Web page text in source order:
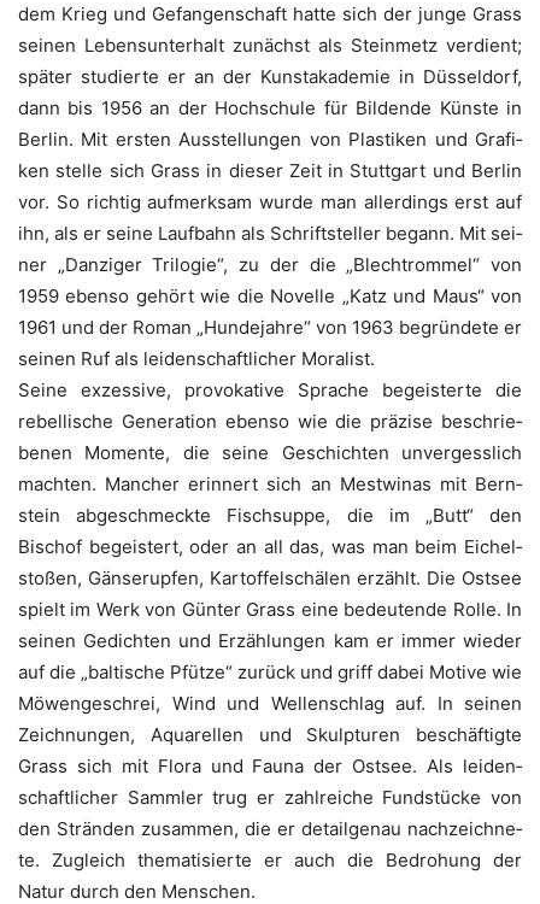
dem Krieg und Gefan­gen­schaft hat­te sich der jun­ge Grass
sei­nen Lebens­un­ter­halt zunächst als Stein­metz ver­dient;
spä­ter stu­dier­te er an der Kunst­aka­de­mie in Düs­sel­dorf,
dann bis 1956 an der Hoch­schu­le für Bil­den­de Küns­te in
Ber­lin. Mit ers­ten Aus­stel­lun­gen von Plas­ti­ken und Gra­fi­
ken stel­le sich Grass in die­ser Zeit in Stutt­gart und Ber­lin
vor. So rich­tig auf­merk­sam wur­de man aller­dings erst auf
ihn, als er sei­ne Lauf­bahn als Schrift­stel­ler begann. Mit sei­
ner „Dan­zi­ger Tri­lo­gie“, zu der die „Blech­trom­mel“ von
1959 eben­so gehört wie die Novel­le „Katz und Maus“ von
1961 und der Roman „Hun­de­jah­re“ von 1963 begrün­de­te er
sei­nen Ruf als lei­den­schaft­li­cher Moralist.
Sei­ne exzes­si­ve, pro­vo­ka­ti­ve Spra­che begeis­ter­te die
rebel­li­sche Gene­ra­ti­on eben­so wie die prä­zi­se beschrie­
be­nen Momen­te, die sei­ne Geschich­ten unver­gess­lich
mach­ten. Man­cher erin­nert sich an Mestwi­nas mit Bern­
stein abge­schmeck­te Fisch­sup­pe, die im „Butt“ den
Bischof begeis­tert, oder an all das, was man beim Eichel­
sto­ßen, Gän­se­rup­fen, Kar­tof­fel­schä­len erzählt. Die Ost­see
spielt im Werk von Gün­ter Grass eine bedeu­ten­de Rol­le. In
sei­nen Gedich­ten und Erzäh­lun­gen kam er immer wie­der
auf die „bal­ti­sche Pfüt­ze“ zurück und griff dabei Moti­ve wie
Möwen­ge­schrei, Wind und Wel­len­schlag auf. In sei­nen
Zeich­nun­gen, Aqua­rel­len und Skulp­tu­ren beschäf­tig­te
Grass sich mit Flo­ra und Fau­na der Ost­see. Als lei­den­
schaft­li­cher Samm­ler trug er zahl­rei­che Fund­stü­cke von
den Strän­den zusam­men, die er detail­ge­nau nach­zeich­ne­
te. Zugleich the­ma­ti­sier­te er auch die Bedro­hung der
Natur durch den Menschen.